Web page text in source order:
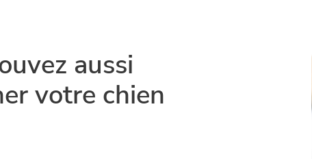
aussi
votre chien